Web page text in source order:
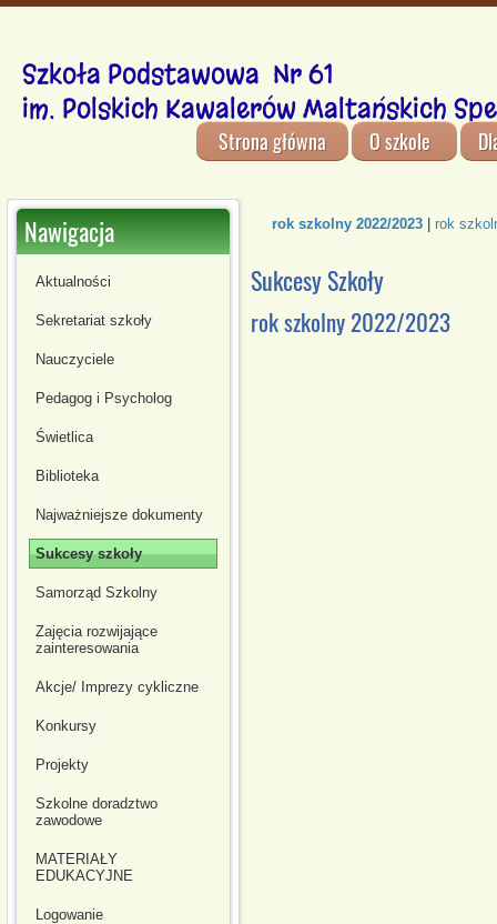
Szkoła Podstawowa Nr 61
im. Polskich Kawalerów Maltańskich
Strona główna O szkole
Nawigacja
Aktualności
Sekretariat szkoły
Nauczyciele
Pedagog i Psycholog
Świetlica
Biblioteka
Najważniejsze dokumenty
Sukcesy szkoły
Samorząd Szkolny
Zajęcia rozwijające
zainteresowania
Akcje/ Imprezy cykliczne
Konkursy
Projekty
Szkolne doradztwo
zawodowe
MATERIAŁY
EDUKACYJNE
Logowanie
rok szkolny 2022/2023| rok
Sukcesy Szkoły
rok szkolny 2022/2023